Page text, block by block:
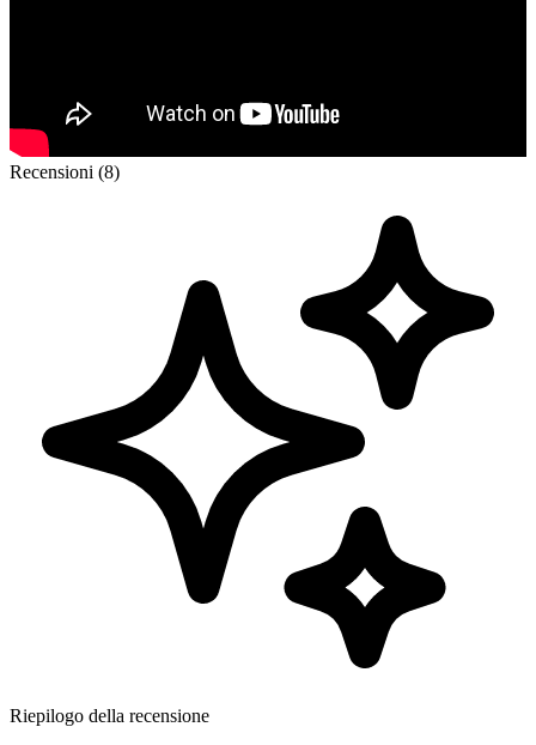
Recensioni (8)
Riepilogo della recensione